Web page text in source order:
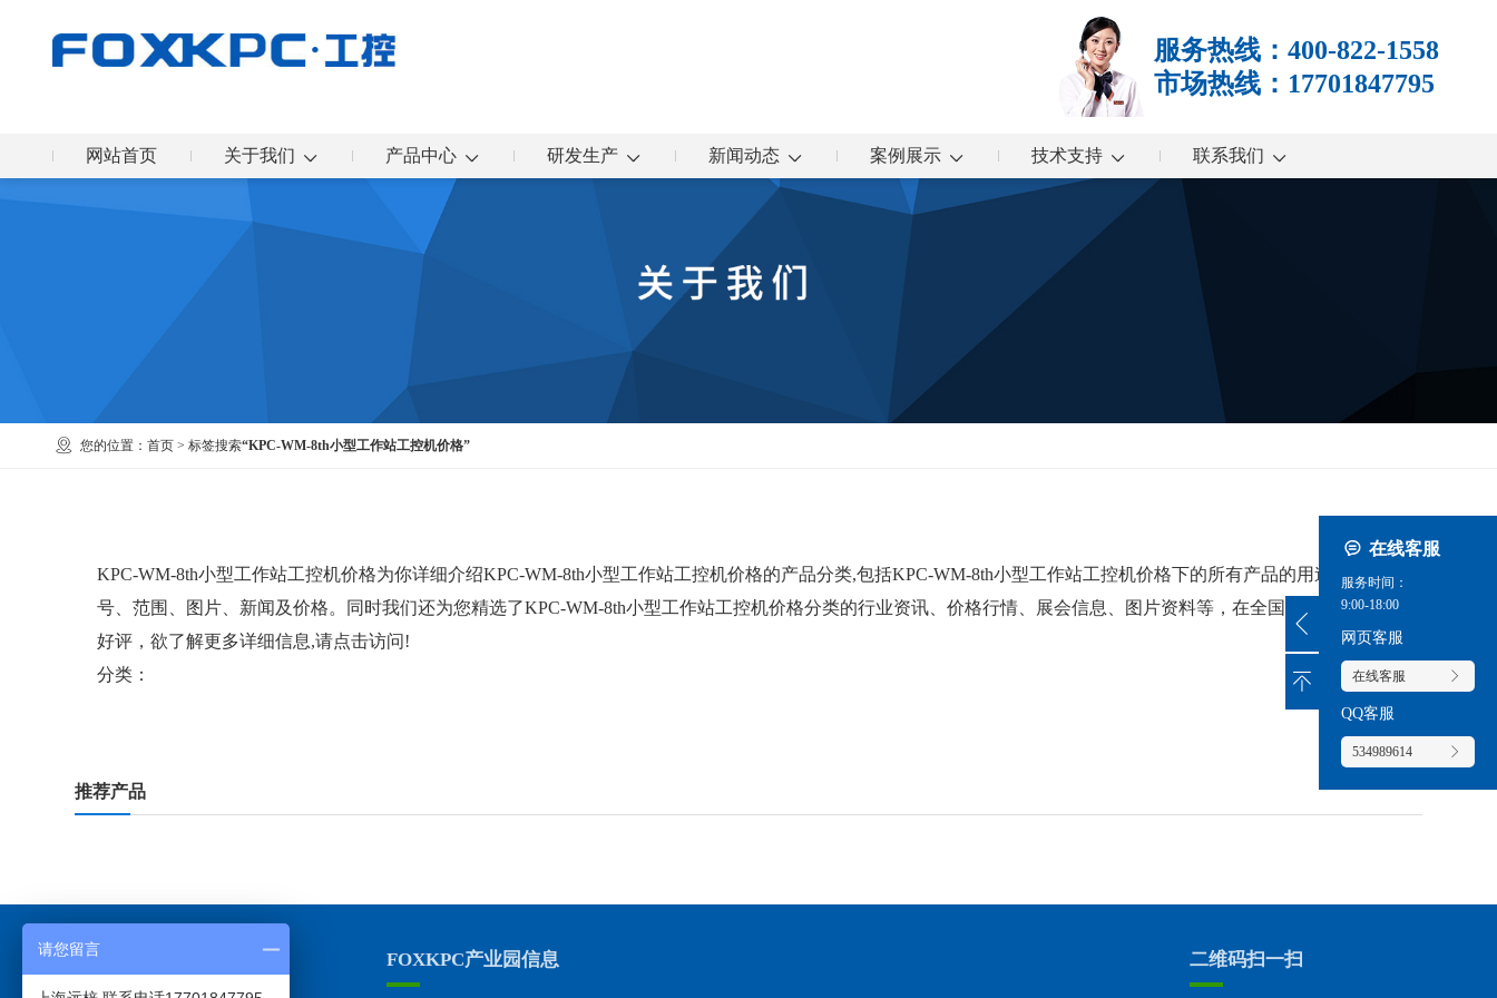
服务热线：400-822-1558
市场热线：17701847795
网站首页 关于我们 产品中心 研发生产 新闻动态 案例展示 技术支持 联系我们
您的位置： 首页 > 标签搜索“KPC-WM-8th小型工作站工控机价格”
KPC-WM-8th小型工作站工控机价格为你详细介绍KPC-WM-8th小型工作站工控机价格的产品分类,包括KPC-WM-8th小型工作站工控机价格下的所有产品的用途、型
号、范围、图片、新闻及价格。同时我们还为您精选了KPC-WM-8th小型工作站工控机价格分类的行业资讯、价格行情、展会信息、图片资料等，在全国地区获得用户
好评，欲了解更多详细信息,请点击访问!
分类：
推荐产品
上海远梓总部地址 FOXKPC产业园信息 二维码扫一扫
在线客服
服务时间：
9:00-18:00
网页客服
在线客服
QQ客服
534989614
请您留言